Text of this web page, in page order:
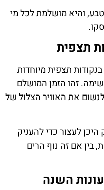
והיא מושלמת לכל מי
תצפית
תצפית מיוחדות
זהו הזמן המושלם
את האוויר הצלול של
היכן לעצור כדי להעניק
אם זה נוף הרים
השנה